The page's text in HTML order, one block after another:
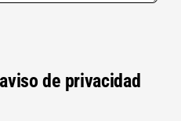
de privacidad